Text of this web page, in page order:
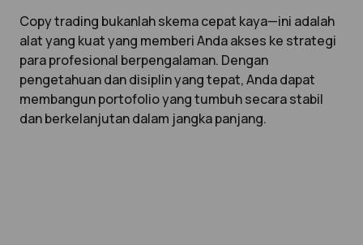
Copy trading bukanlah skema cepat kaya—ini adalah
alat yang kuat yang memberi Anda akses ke strategi
para profesional berpengalaman. Dengan
pengetahuan dan disiplin yang tepat, Anda dapat
membangun portofolio yang tumbuh secara stabil
dan berkelanjutan dalam jangka panjang.